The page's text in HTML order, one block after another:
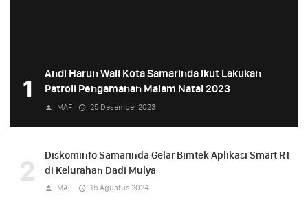
1
Andi Harun Wali Kota Samarinda Ikut Lakukan
Patroli Pengamanan Malam Natal 2023
MAF 25 Desember 2023
2
Diskominfo Samarinda Gelar Bimtek Aplikasi Smart RT
di Kelurahan Dadi Mulya
MAF 15 Agustus 2024